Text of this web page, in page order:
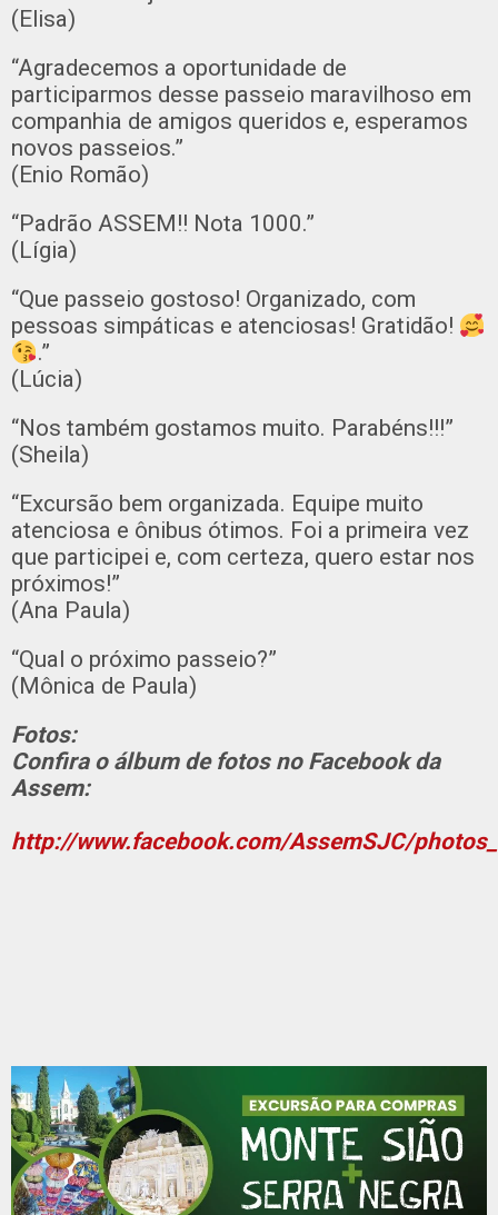
(Elisa)
“Agradecemos a oportunidade de
participarmos desse passeio maravilhoso em
companhia de amigos queridos e, esperamos
novos passeios.”
(Enio Romão)
“Padrão ASSEM!! Nota 1000.”
(Lígia)
“Que passeio gostoso! Organizado, com
pessoas simpáticas e atenciosas! Gratidão!
.”
(Lúcia)
“Nos também gostamos muito. Parabéns!!!”
(Sheila)
“Excursão bem organizada. Equipe muito
atenciosa e ônibus ótimos. Foi a primeira vez
que participei e, com certeza, quero estar nos
próximos!”
(Ana Paula)
“Qual o próximo passeio?”
(Mônica de Paula)
Fotos:
Confira o álbum de fotos no Facebook da
Assem:
http://www.facebook.com/AssemSJC/